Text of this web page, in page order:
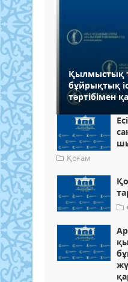
Қылмыстық
бұйрықтық
тәртібімен
Қоғам